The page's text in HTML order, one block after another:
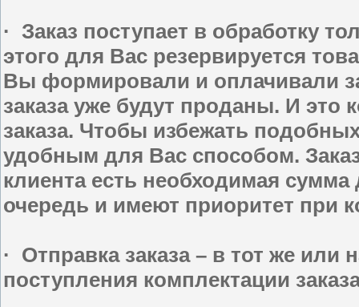
· Заказ поступает в обработку
этого для Вас резервируется
Вы формировали и оплачивали
заказа уже будут проданы. И это
заказа. Чтобы избежать
удобным для Вас способом.
клиента есть необходимая
очередь и имеют приоритет при
· Отправка заказа – в тот же
поступления комплектации